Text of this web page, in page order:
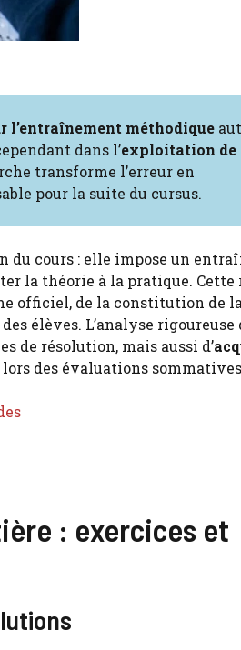
l’entraînement méthodique
dans l’exploitation de
transforme l’erreur en
pour la suite du cursus.
du cours : elle impose un
la théorie à la pratique. Cette
officiel, de la constitution de
élèves. L’analyse rigoureuse
de résolution, mais aussi d’
lors des évaluations
: exercices et